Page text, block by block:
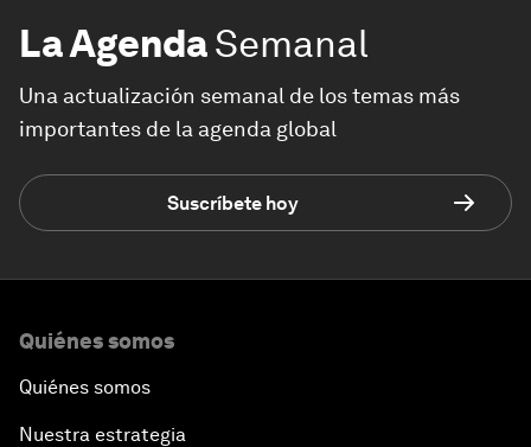
La AgendaSemanal
Una actualización semanal de los temas más
importantes de la agenda global
Suscríbete hoy
Quiénes somos
Quiénes somos
Nuestra estrategia